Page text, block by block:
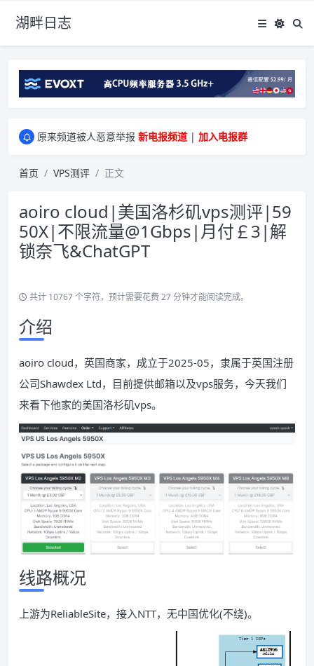
湖畔日志
greenwebpage|香港|日本|新加坡|美国等多地vps测评|移动直连|1Gbps带宽|年付€29
首页
VPS测评 正文
aoiro cloud|美国洛杉矶vps测评|59
50X|不限流量@1Gbps|月付￡3|解
锁奈飞&ChatGPT
共计 10767 个字符，预计需要花费 27 分钟才能阅读完成。
介绍
aoiro cloud，英国商家，成立于2025-05，隶属于英国注册
公司Shawdex Ltd，目前提供邮箱以及vps服务，今天我们
来看下他家的美国洛杉矶vps。
线路概况
上游为ReliableSite，接入NTT，无中国优化(不绕)。